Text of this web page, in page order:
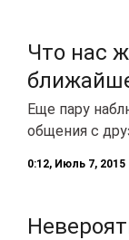
Что нас
Еще пару
общения с
0:12, Июль 7, 2015